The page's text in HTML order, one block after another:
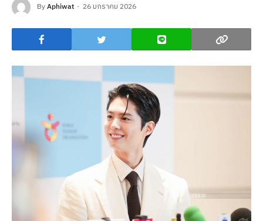
ByAphiwat 26 มกราคม 2026